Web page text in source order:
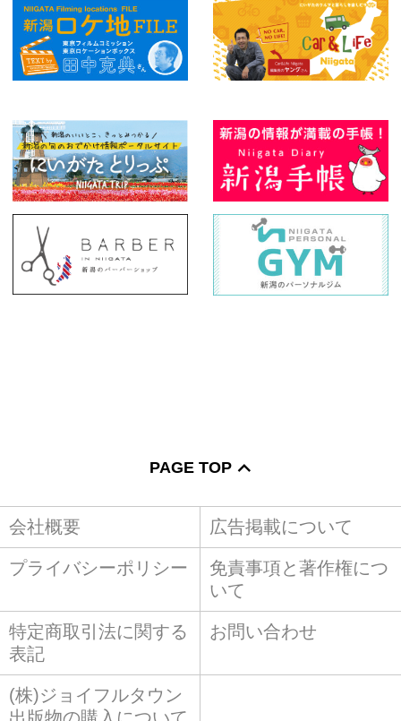
PAGE TOP
会社概要 広告掲載について
プライバシーポリシー
免責事項と著作権につ
いて
特定商取引法に関する
表記
お問い合わせ
(株)ジョイフルタウン